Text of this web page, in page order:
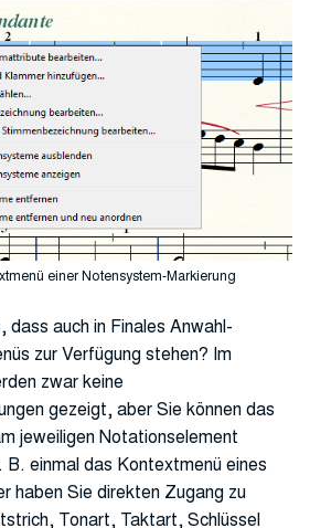
einer Notensystem-Markierung
dass auch in Finales Anwahl-
zur Verfügung stehen? Im
zwar keine
gezeigt, aber Sie können das
jeweiligen Notationselement
einmal das Kontextmenü eines
haben Sie direkten Zugang zu
Tonart, Taktart, Schlüssel